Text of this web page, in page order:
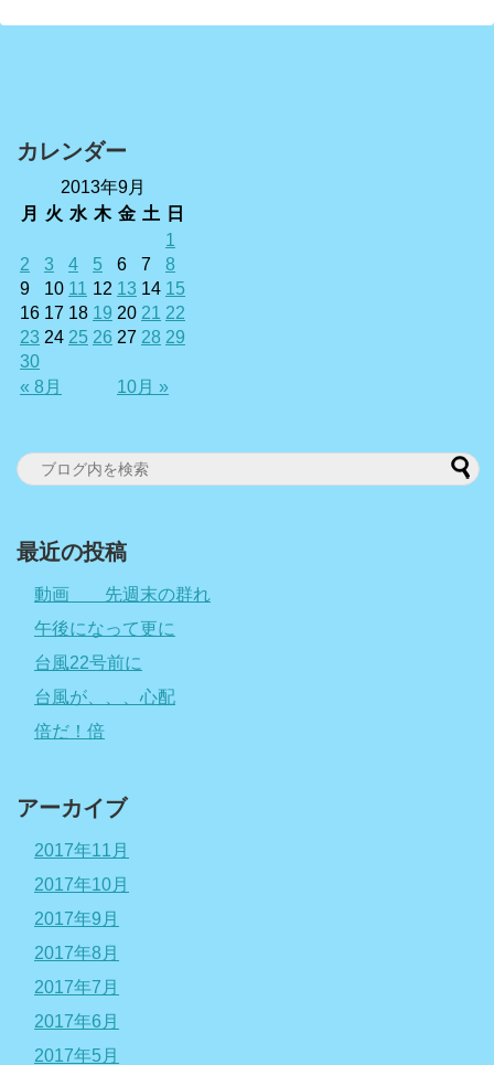
カレンダー
2013年9月
月
火 水 木 金 土 日
« 8月 10月 »
1
2
3 4 5 6 7
8
9
10 11 12 13 14 15
16 17 18 19 20 21 22
23 24 25 26 27 28 29
30
最近の投稿
動画 先週末の群れ
午後になって更に
台風22号前に
台風が、、、心配
倍だ！倍
アーカイブ
2017年11月
2017年10月
2017年9月
2017年8月
2017年7月
2017年6月
2017年5月